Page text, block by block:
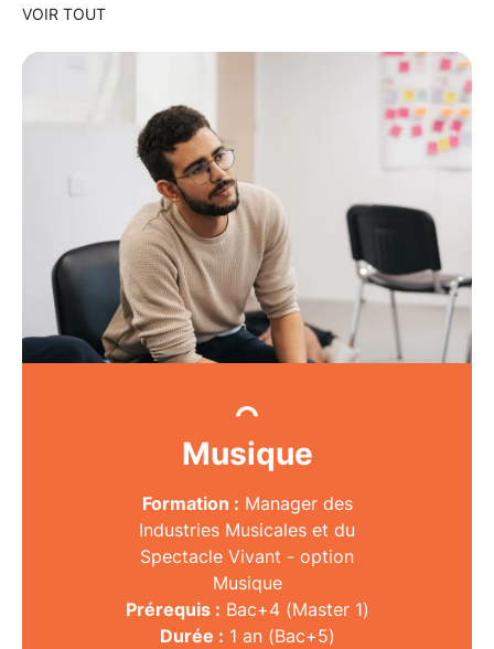
VOIR TOUT
Musique
Formation : Manager des
Industries Musicales et du
Spectacle Vivant - option
Musique
Prérequis : Bac+4 (Master 1)
Durée : 1 an (Bac+5)